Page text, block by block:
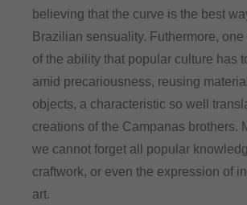
believing that the curve is the best
Brazilian sensuality. Futhermore,
of the ability that popular culture has
amid precariousness, reusing
objects, a characteristic so well
creations of the Campanas brothers.
we cannot forget all popular
craftwork, or even the expression of
art.